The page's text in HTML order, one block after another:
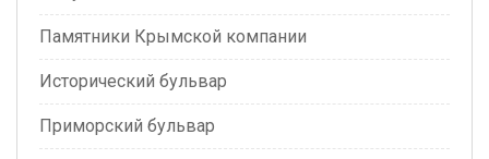
Памятники Крымской компании
Исторический бульвар
Приморский бульвар